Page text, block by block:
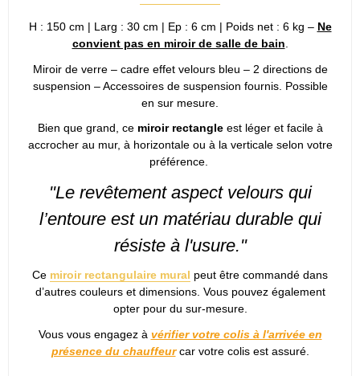
H : 150 cm | Larg : 30 cm | Ep : 6 cm | Poids net : 6 kg – Ne
convient pas en miroir de salle de bain
Miroir de verre – cadre effet velours bleu – 2 directions de
suspension – Accessoires de suspension fournis. Possible
en sur mesure.
Bien que grand, ce miroir rectangle est léger et facile à
accrocher au mur, à horizontale ou à la verticale selon votre
préférence.
"Le revêtement aspect velours qui
l’entoure est un matériau durable qui
résiste à l'usure."
Ce miroir rectangulaire mural peut être commandé dans
d’autres couleurs et dimensions. Vous pouvez également
opter pour du sur-mesure.
Vous vous engagez à vérifier votre colis à l'arrivée en
présence du chauffeurcar votre colis est assuré.